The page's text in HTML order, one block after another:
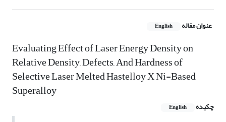
عنوان مقاله English
Evaluating Effect of Laser Energy Density on
Relative Density, Defects, And Hardness of
Selective Laser Melted Hastelloy X Ni-Based
Superalloy
چکیده English